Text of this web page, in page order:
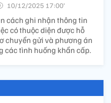
10/12/2025 17:00’
cách ghi nhận thông tin
có thuộc diện được hỗ
chuyển gửi và phương án
các tình huống khẩn cấp.